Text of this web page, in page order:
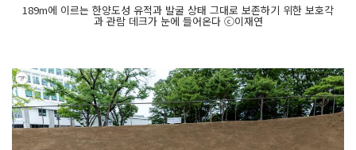
189m에 이르는 한양도성 유적과 발굴 상태 그대로 보존하기 위한 보호각
과 관람 데크가 눈에 들어온다 ⓒ이재연